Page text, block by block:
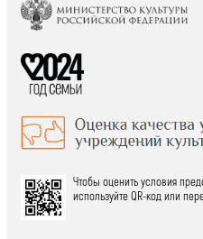
Чтобы оценить условия
используйте QR-код или